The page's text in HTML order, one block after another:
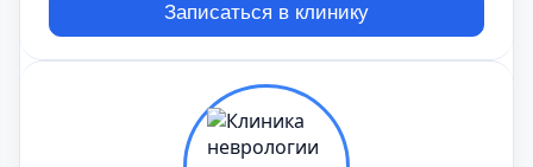
Записаться в клинику